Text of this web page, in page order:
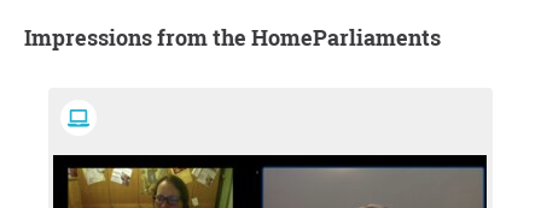
Impressions from the HomeParliaments